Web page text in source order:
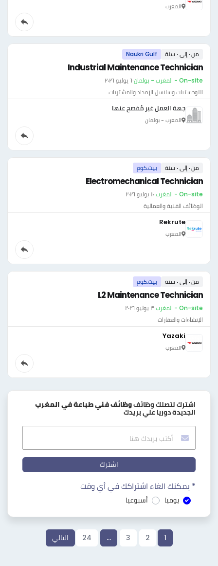
المغرب
من ٠ إلى ٠ سنة Naukri Gulf
Industrial Maintenance Technician
On-site - المغرب - بولمان ·٦ يوليو ٢٠٢٦
اللوجستيات وسلاسل الإمداد والمشتريات
جهة العمل غير مُفصح عنها
المغرب - بولمان
من ٠ إلى ٠ سنة بيت.كوم
Electromechanical Technician
On-site - المغرب ·١٠ يوليو ٢٠٢٦
الوظائف الفنية والعمالية
Rekrute
المغرب
من ٠ إلى ٠ سنة بيت.كوم
L2 Maintenance Technician
On-site - المغرب ·٣ يوليو ٢٠٢٦
الإنشاءات والعقارات
Yazaki
المغرب
اشترك لتصلك وظائفوظائف فني طباعة في المغرب
الجديدة دوريا علي بريدك
اشترك
* يمكنك الغاء اشتراكك في أي وقت
يوميا أسبوعيا
1
2
3
…
24 التالي